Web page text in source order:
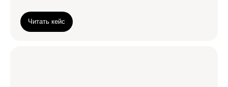
Читать кейс